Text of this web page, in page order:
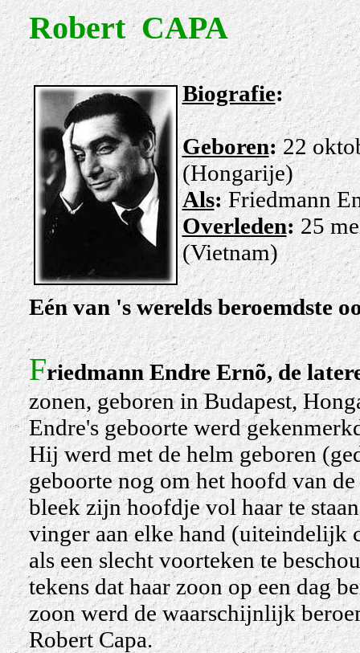
RobertCAPA
Biografie:
Geboren:22
(Hongarije)
Als:Friedmann
Overleden:25
(Vietnam)
Eén van 's werelds beroemdste
FriedmannEndre Ernõ, de
zonen,geborenin Budapest,
Endre's geboorte werd
Hij werd met de helm geboren
geboorte nog om het hoofd van
bleek zijn hoofdje vol haar te
vinger aan elke hand (uiteindelijk
als een slecht voorteken te
tekens dat haar zoon op een dag
zoon werd de waarschijnlijk
Robert Capa.